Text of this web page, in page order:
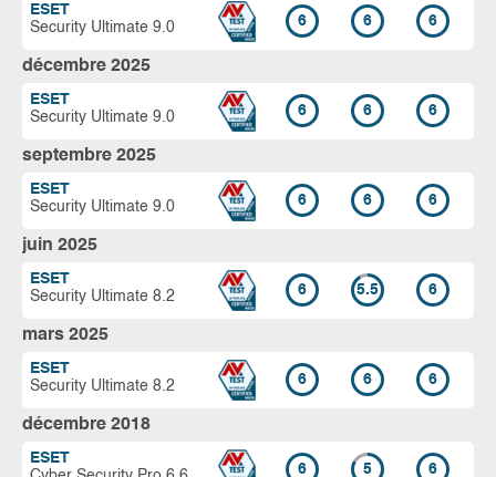
ESET
Security Ultimate 9.0
6 6 6
décembre 2025
ESET
Security Ultimate 9.0
6 6 6
septembre 2025
ESET
Security Ultimate 9.0
6 6 6
juin 2025
ESET
Security Ultimate 8.2
6 5.5 6
mars 2025
ESET
Security Ultimate 8.2
6 6 6
décembre 2018
ESET
6 5 6